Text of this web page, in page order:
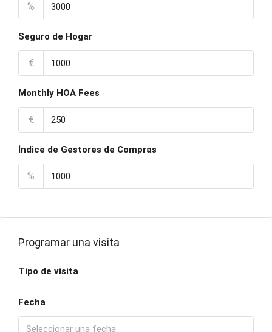
%
Seguro de Hogar
€
Monthly HOA Fees
€
Índice de Gestores de Compras
%
Programar una visita
Tipo de visita
Fecha